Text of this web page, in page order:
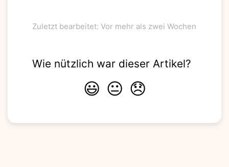
Zuletzt bearbeitet: Vor mehr als zwei Wochen
Wie nützlich war dieser Artikel?
😃 😐 😞